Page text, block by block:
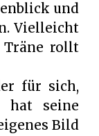
und
Vielleicht
Träne rollt
für sich,
hat seine
Bild